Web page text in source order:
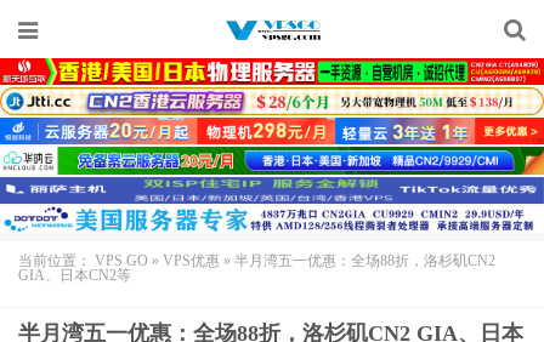
当前位置： VPS GO » VPS优惠 » 半月湾五一优惠：全场88折，洛杉矶CN2
GIA、日本CN2等
半月湾五一优惠：全场88折，洛杉矶CN2 GIA、日本